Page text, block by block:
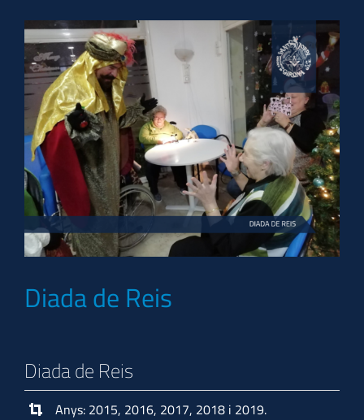
Diada de Reis
Diada de Reis
Anys: 2015, 2016, 2017, 2018 i 2019.